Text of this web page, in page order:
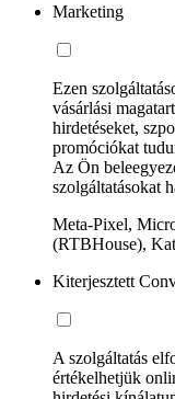
Marketing
Ezen
vásárlási
hirdetéseket,
promóciókat
Az Ön
szolgáltatásokat
Meta-Pixel,
(RTBHouse),
Kiterjesztett
A szolgáltatás
értékelhetjük